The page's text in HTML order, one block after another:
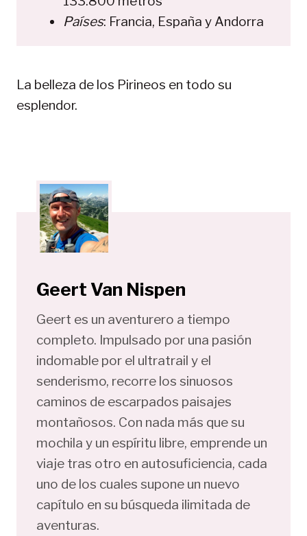
Países: Francia, España y Andorra
La belleza de los Pirineos en todo su
esplendor.
Geert Van Nispen
Geert es un aventurero a tiempo
completo. Impulsado por una pasión
indomable por el ultratrail y el
senderismo, recorre los sinuosos
caminos de escarpados paisajes
montañosos. Con nada más que su
mochila y un espíritu libre, emprende un
viaje tras otro en autosuficiencia, cada
uno de los cuales supone un nuevo
capítulo en su búsqueda ilimitada de
aventuras.